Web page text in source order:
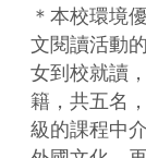
＊本校環境
文閱讀活動
女到校就讀
籍，共五名
級的課程中